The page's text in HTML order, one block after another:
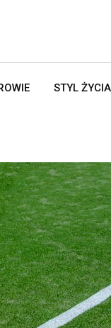
STYL ŻYCIA